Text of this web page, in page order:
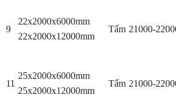
9
22x2000x6000mm
22x2000x12000mm
Tấm 21000-
11
25x2000x6000mm
25x2000x12000mm
Tấm 21000-